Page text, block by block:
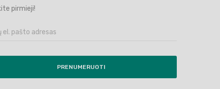
pirmieji!
PRENUMERUOTI